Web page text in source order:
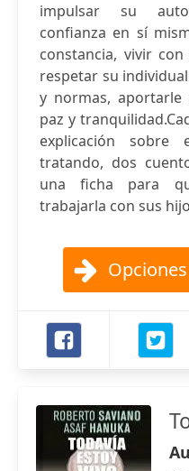
impulsar su
confianza en sí
constancia, vivir
respetar su
y normas, aportarle
paz y
explicación
tratando, dos
una ficha para
trabajarla con sus